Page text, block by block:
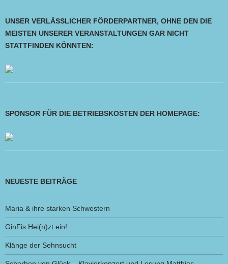
UNSER VERLÄSSLICHER FÖRDERPARTNER, OHNE DEN DIE
MEISTEN UNSERER VERANSTALTUNGEN GAR NICHT
STATTFINDEN KÖNNTEN:
SPONSOR FÜR DIE BETRIEBSKOSTEN DER HOMEPAGE:
NEUESTE BEITRÄGE
Maria & ihre starken Schwestern
GinFis Hei(n)zt ein!
Klänge der Sehnsucht